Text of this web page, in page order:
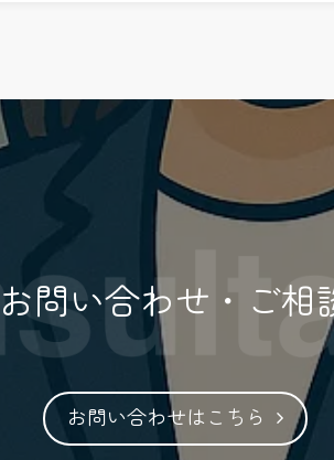
お問い合わせ・ご相
お問い合わせはこちら